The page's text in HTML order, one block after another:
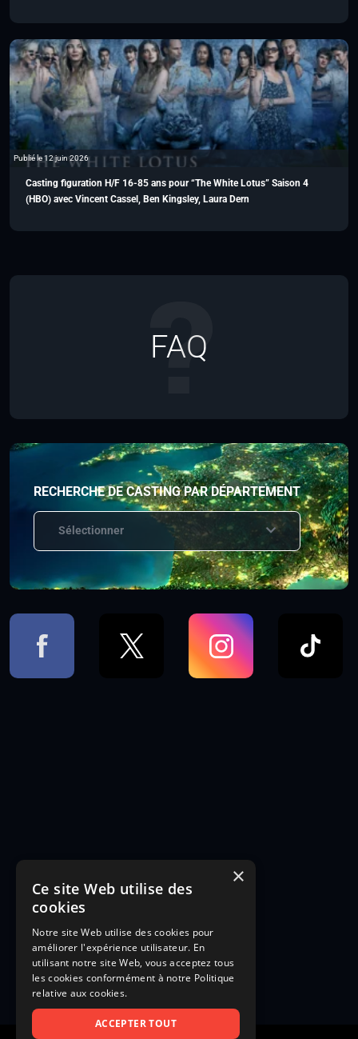
Publié le 12 juin 2026
Casting figuration H/F 16-85 ans pour “The White Lotus” Saison 4
(HBO) avec Vincent Cassel, Ben Kingsley, Laura Dern
FAQ
RECHERCHE DE CASTING PAR DÉPARTEMENT
Sélectionner
×
Ce site Web utilise des
cookies
Notre site Web utilise des cookies pour
améliorer l'expérience utilisateur. En
utilisant notre site Web, vous acceptez tous
les cookies conformément à notre Politique
relative aux cookies.
ACCEPTER TOUT